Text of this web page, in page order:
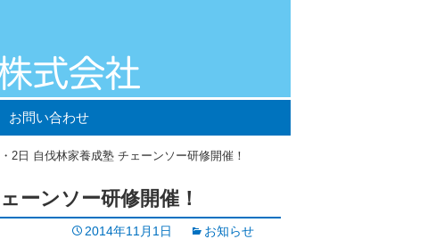
お問い合わせ
2日 自伐林家養成塾 チェーンソー研修開催！
ーンソー研修開催！
2014年11月1日 お知らせ